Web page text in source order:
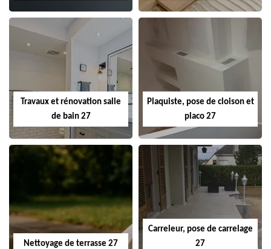
Travaux et rénovation salle
de bain 27
Plaquiste, pose de cloison et
placo 27
Nettoyage de terrasse 27
Carreleur, pose de carrelage
27